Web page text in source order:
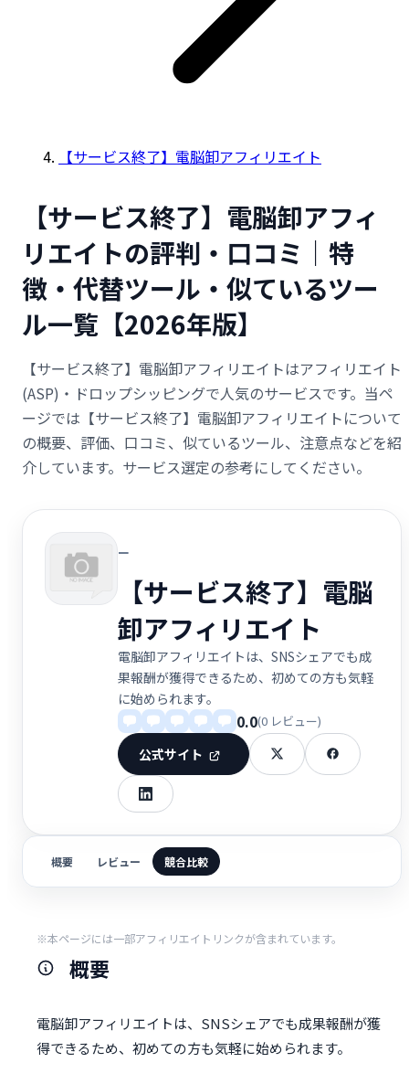
【サービス終了】電脳卸アフィリエイト
【サービス終了】電脳卸アフィ
リエイトの評判・口コミ｜特
徴・代替ツール・似ているツー
ル一覧【2026年版】
【サービス終了】電脳卸アフィリエイトはアフィリエイト
(ASP)・ドロップシッピングで人気のサービスです。当ペ
ージでは【サービス終了】電脳卸アフィリエイトについて
の概要、評価、口コミ、似ているツール、注意点などを紹
介しています。サービス選定の参考にしてください。
ー
【サービス終了】電脳
卸アフィリエイト
電脳卸アフィリエイトは、SNSシェアでも成
果報酬が獲得できるため、初めての方も気軽
に始められます。
0.0(0 レビュー)
公式サイト
概要 レビュー 競合比較
※本ページには一部アフィリエイトリンクが含まれています。
概要
電脳卸アフィリエイトは、SNSシェアでも成果報酬が獲
得できるため、初めての方も気軽に始められます。